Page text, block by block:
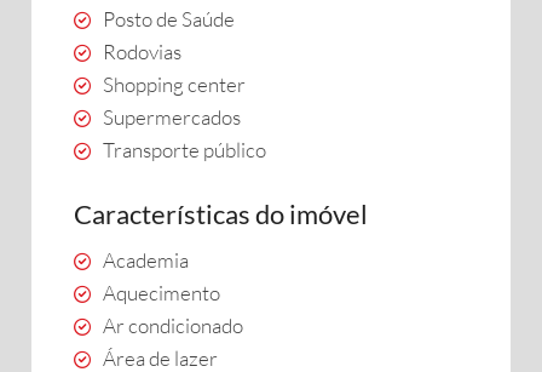
Posto de Saúde
Rodovias
Shopping center
Supermercados
Transporte público
Características do imóvel
Academia
Aquecimento
Ar condicionado
Área de lazer